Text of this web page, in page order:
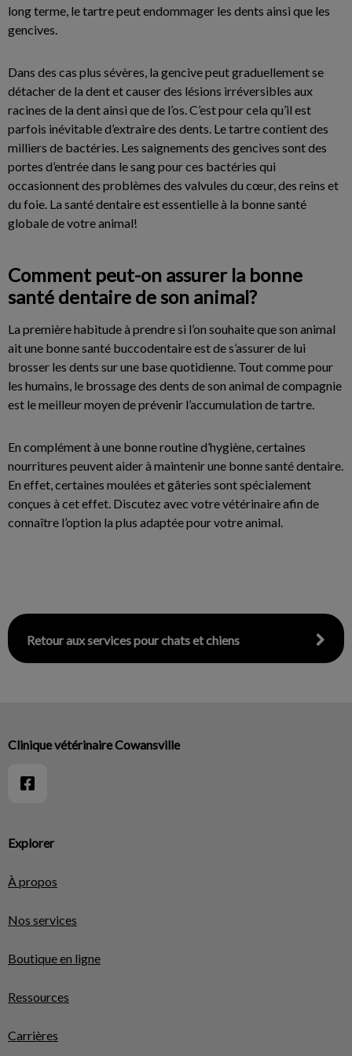
long terme, le tartre peut endommager les dents ainsi que les
gencives.
Dans des cas plus sévères, la gencive peut graduellement se
détacher de la dent et causer des lésions irréversibles aux
racines de la dent ainsi que de l’os. C’est pour cela qu’il est
parfois inévitable d’extraire des dents. Le tartre contient des
milliers de bactéries. Les saignements des gencives sont des
portes d’entrée dans le sang pour ces bactéries qui
occasionnent des problèmes des valvules du cœur, des reins et
du foie. La santé dentaire est essentielle à la bonne santé
globale de votre animal!
Comment peut-on assurer la bonne
santé dentaire de son animal?
La première habitude à prendre si l’on souhaite que son animal
ait une bonne santé buccodentaire est de s’assurer de lui
brosser les dents sur une base quotidienne. Tout comme pour
les humains, le brossage des dents de son animal de compagnie
est le meilleur moyen de prévenir l’accumulation de tartre.
En complément à une bonne routine d’hygiène, certaines
nourritures peuvent aider à maintenir une bonne santé dentaire.
En effet, certaines moulées et gâteries sont spécialement
conçues à cet effet. Discutez avec votre vétérinaire afin de
connaître l’option la plus adaptée pour votre animal.
Retour aux services pour chats et chiens
Explorer
À propos
Nos services
Boutique en ligne
Ressources
Carrières
Clinique vétérinaire Cowansville